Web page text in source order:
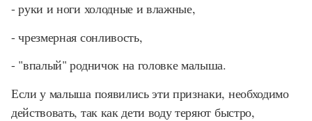
- руки и ноги холодные и влажные,
- чрезмерная сонливость,
- "впалый" родничок на головке малыша.
Если у малыша появились эти признаки, необходимо
действовать, так как дети воду теряют быстро,